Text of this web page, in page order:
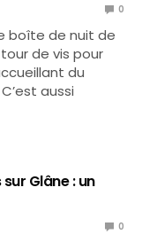
0
boîte de nuit de
de vis pour
du
aussi
Glâne : un
0